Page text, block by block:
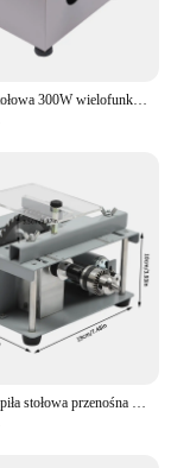
Mini piła stołowa 300W wielofunkcyjny podnoszony silnik do obróbki drewna narzędzie do rękodzieła DIY cięcie polerowanie rzeźba metal Jade plastik